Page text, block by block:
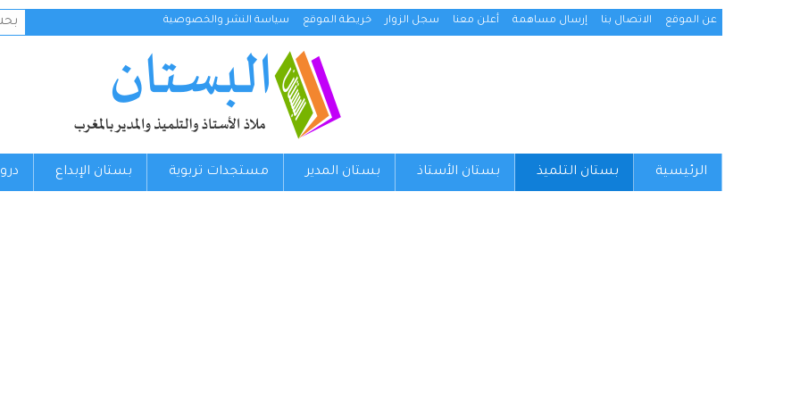
عن الموقع الاتصال بنا إرسال مساهمة أعلن معنا سجل الزوار خريطة الموقع سياسة النشر والخصوصية
عن:
الرئيسية بستان التلميذ بستان الأستاذ بستان المدير مستجدات تربوية بستان الإبداع